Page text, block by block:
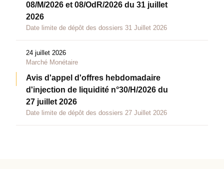
08/M/2026 et 08/OdR/2026 du 31 juillet
2026
Date limite de dépôt des dossiers 31 Juillet 2026
24 juillet 2026
Marché Monétaire
Avis d'appel d'offres hebdomadaire
d'injection de liquidité n°30/H/2026 du
27 juillet 2026
Date limite de dépôt des dossiers 27 Juillet 2026